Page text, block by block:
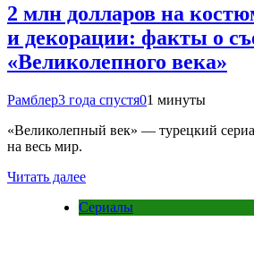
2 млн долларов на
и декорации: факты о
«Великолепного века»
Рамблер3 года спустя01 минуты
«Великолепный век» — турецкий
на весь мир.
Читать далее
Сериалы